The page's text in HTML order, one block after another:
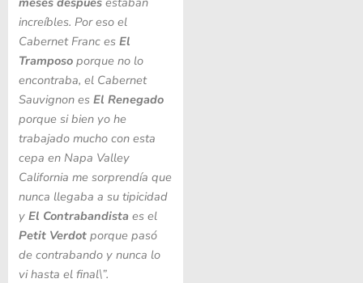
increíbles. Por eso el
Cabernet Franc es El
Tramposoporque no lo
encontraba, el Cabernet
Sauvignon es El Renegado
porque si bien yo he
trabajado mucho con esta
cepa en Napa Valley
California me sorprendía que
nunca llegaba a su tipicidad
y El Contrabandista es el
Petit Verdotporque pasó
de contrabando y nunca lo
vi hasta el final\”.